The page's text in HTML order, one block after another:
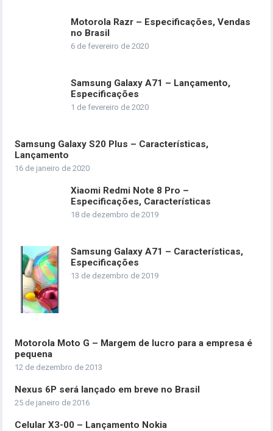
Motorola Razr – Especificações, Vendas
no Brasil
6 de fevereiro de 2020
Samsung Galaxy A71 – Lançamento,
Especificações
1 de fevereiro de 2020
Samsung Galaxy S20 Plus – Características,
Lançamento
16 de janeiro de 2020
Xiaomi Redmi Note 8 Pro –
Especificações, Características
18 de dezembro de 2019
Samsung Galaxy A71 – Características,
Especificações
13 de dezembro de 2019
Motorola Moto G – Margem de lucro para a empresa é
pequena
12 de dezembro de 2013
Nexus 6P será lançado em breve no Brasil
25 de janeiro de 2016
Celular X3-00 – Lançamento Nokia